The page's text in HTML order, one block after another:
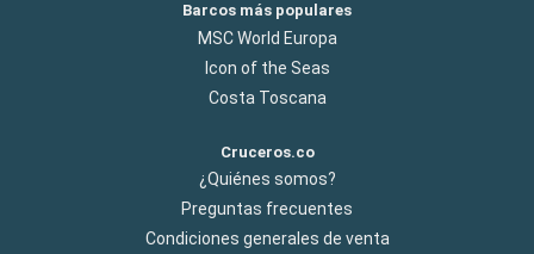
Barcos más populares
MSC World Europa
Icon of the Seas
Costa Toscana
Cruceros.co
¿Quiénes somos?
Preguntas frecuentes
Condiciones generales de venta